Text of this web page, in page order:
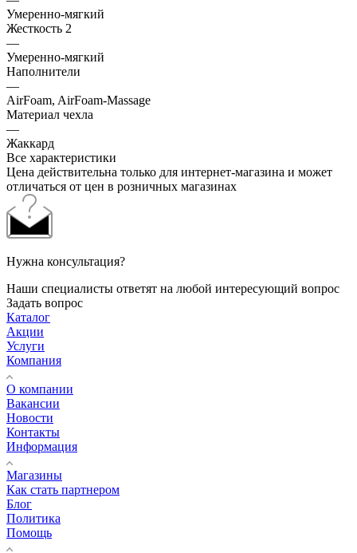
Умеренно-мягкий
Жесткость 2
—
Умеренно-мягкий
Наполнители
—
AirFoam, AirFoam-Massage
Материал чехла
—
Жаккард
Все характеристики
Цена действительна только для интернет-магазина и может
отличаться от цен в розничных магазинах
Нужна консультация?
Наши специалисты ответят на любой интересующий вопрос
Задать вопрос
Каталог
Акции
Услуги
Компания
О компании
Вакансии
Новости
Контакты
Информация
Магазины
Как стать партнером
Блог
Политика
Помощь